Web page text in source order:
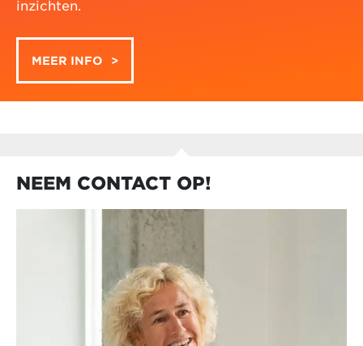
inzichten.
MEER INFO
NEEM CONTACT OP!